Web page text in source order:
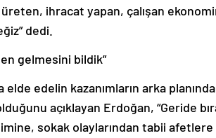
ihracat yapan, çalışan
dedi.
gelmesini bildik”
elde edelin kazanımların arka
açıklayan Erdoğan, “Geride
sokak olaylarından tabii afetlere